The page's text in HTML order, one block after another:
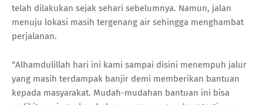
telah dilakukan sejak sehari sebelumnya. Namun, jalan
menuju lokasi masih tergenang air sehingga menghambat
perjalanan.
“Alhamdulillah hari ini kami sampai disini menempuh jalur
yang masih terdampak banjir demi memberikan bantuan
kepada masyarakat. Mudah-mudahan bantuan ini bisa